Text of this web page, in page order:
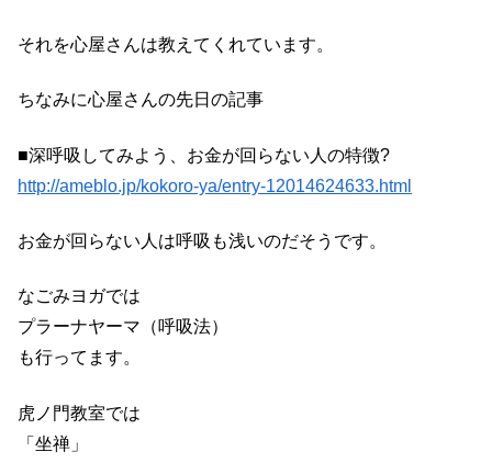
それを心屋さんは教えてくれています。
ちなみに心屋さんの先日の記事
■深呼吸してみよう、お金が回らない人の特徴?
http://ameblo.jp/kokoro-ya/entry-12014624633.html
お金が回らない人は呼吸も浅いのだそうです。
なごみヨガでは
プラーナヤーマ（呼吸法）
も行ってます。
虎ノ門教室では
「坐禅」